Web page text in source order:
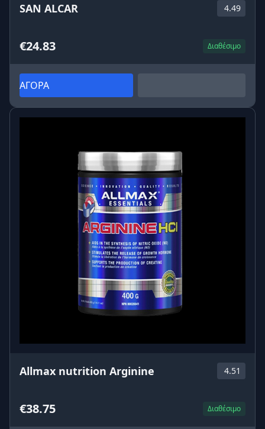
SAN ALCAR 4.49
€24.83 Διαθέσιμο
ΑΓΟΡΑ
Allmax nutrition Arginine 4.51
€38.75 Διαθέσιμο